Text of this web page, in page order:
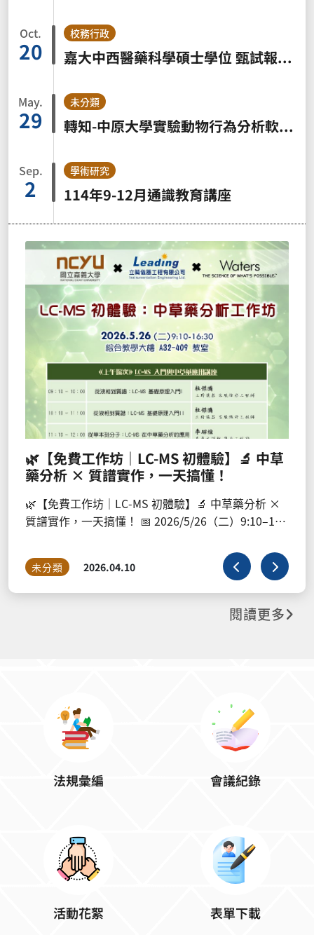
Oct.
20
校務行政
嘉大中西醫藥科學碩士學位 甄試報名10/29截止
May.
29
未分類
轉知-中原大學實驗動物行為分析軟硬體研發成果發表會訊息
Sep.
2
學術研究
114年9-12月通識教育講座
中草
分析 ×
與可拿
農業部農業試驗所3/27舉辦「結合模
表型分析：解析高產與穩定產量的生
制」專題演講，歡迎踴躍報名參加
受文者：國立嘉義大學生命科學院 發文日期：
國115年3月17日 發文字號：農試源字第
號 速別：最速件 密等及解密條件或保密期限
件：如文 ( 德國洪堡大學陳祖威教授專題演講
df ) 主旨：敬邀參加於本( 115) 年3月27日舉辦
合模型與表型分 析：解析高產與穩定產量的生
制」專題演講，敬請派 員參加並協助公告周知
作物與動物學系陳祖威教授主講。 二、演講時
5年3月27日( 星期五) 上午10：00至12：00。
講地點：本所行政大樓三樓大禮堂。 四、本活
上報名，請逕自至報名網址https://reurl.cc/
完成報名，報名期間自即日起至115年3月23
一) 中午12時止。 五、為配合政府節能減碳宣
應環保政策，敬請出席者自行攜帶環保杯。
未分類 2026.03.18
閱讀更多
法規彙編 會議紀錄
活動花絮 表單下載